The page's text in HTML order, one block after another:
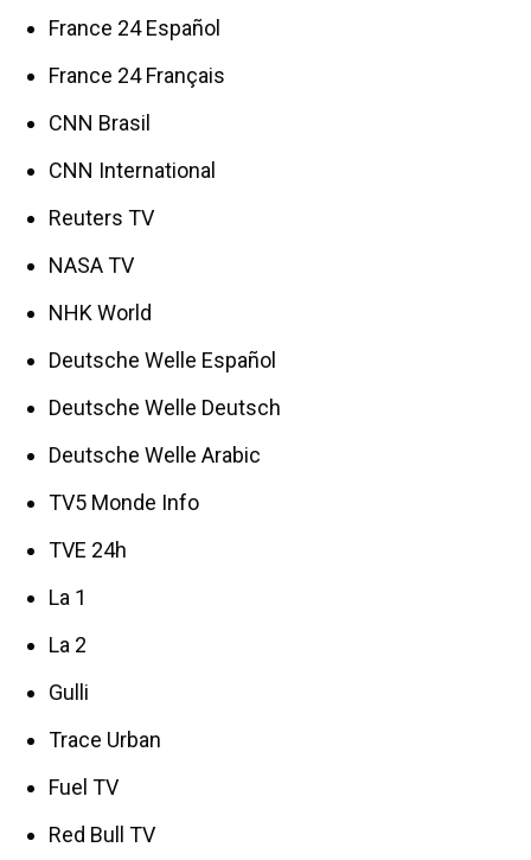
France 24 Español
France 24 Français
CNN Brasil
CNN International
Reuters TV
NASA TV
NHK World
Deutsche Welle Español
Deutsche Welle Deutsch
Deutsche Welle Arabic
TV5 Monde Info
TVE 24h
La 1
La 2
Gulli
Trace Urban
Fuel TV
Red Bull TV